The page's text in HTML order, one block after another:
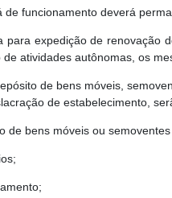
de funcionamento deverá
para expedição de renovação
atividades autônomas, os
de bens móveis,
de estabelecimento,
de bens móveis ou